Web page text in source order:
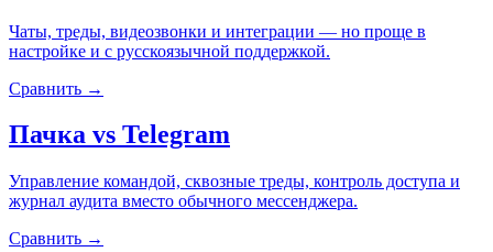
Чаты, треды, видеозвонки и интеграции — но проще в
настройке и с русскоязычной поддержкой.
Сравнить →
Пачка vs Telegram
Управление командой, сквозные треды, контроль доступа и
журнал аудита вместо обычного мессенджера.
Сравнить →